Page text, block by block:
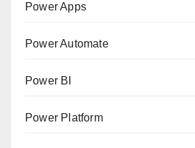
Power Apps
Power Automate
Power BI
Power Platform